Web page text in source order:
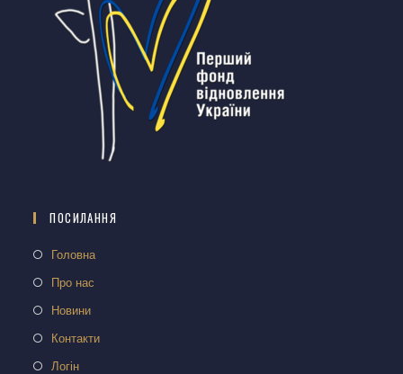
ПОСИЛАННЯ
Головна
Про нас
Новини
Контакти
Логін